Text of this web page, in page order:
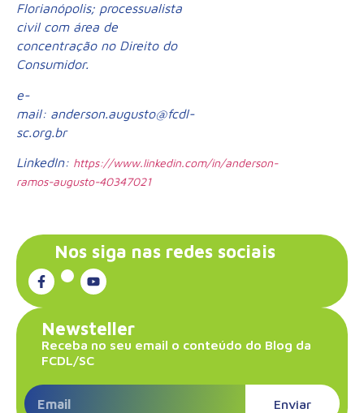
Florianópolis; processualista
civil com área de
concentração no Direito do
Consumidor.
e-
mail: anderson.augusto@fcdl-
sc.org.br
LinkedIn: https://www.linkedin.com/in/anderson-
ramos-augusto-40347021
Nos siga nas redes sociais
Newsteller
Receba no seu email o conteúdo do Blog da
FCDL/SC
Enviar